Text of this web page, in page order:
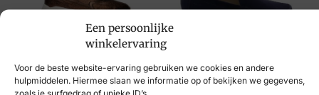
Een persoonlijke
winkelervaring
Voor de beste website-ervaring gebruiken we cookies en andere
hulpmiddelen. Hiermee slaan we informatie op of bekijken we gegevens,
zoals je surfgedrag of unieke ID’s.
Artikelnummer
R6861-52
€249,95
€109,95